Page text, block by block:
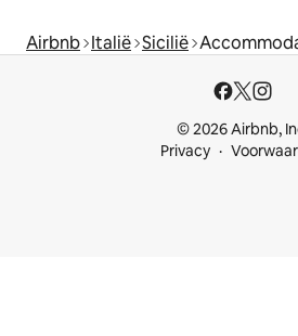
Airbnb Italië Sicilië
© 2026 Airbnb,
Privacy